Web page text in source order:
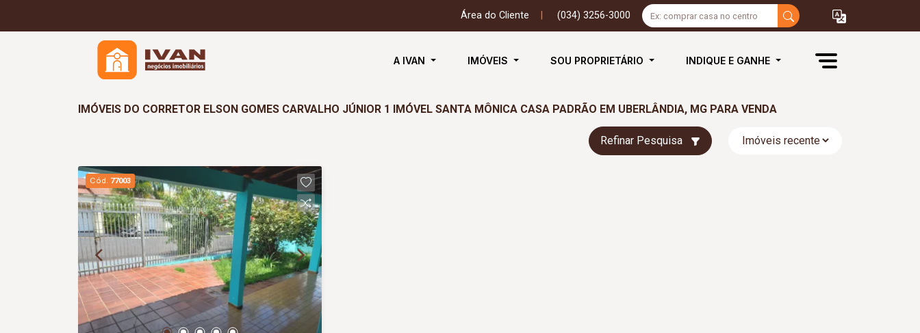
Área do Cliente (034) 3256-3000
A IVAN IMÓVEIS SOU PROPRIETÁRIO INDIQUE E GANHE
IMÓVEIS DO CORRETOR ELSON GOMES CARVALHO JÚNIOR 1 IMÓVEL SANTA MÔNICA CASA PADRÃO EM UBERLÂNDIA, MG PARA VENDA
Refinar Pesquisa
Cód. 77003